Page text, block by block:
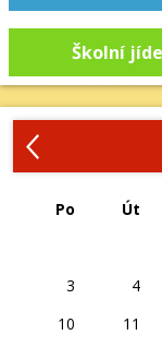
Školní
‹
Po Út
3
4
10
11